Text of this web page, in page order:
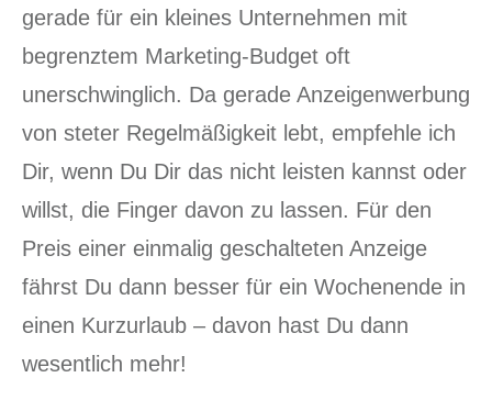
gerade für ein kleines Unternehmen mit
begrenztem Marketing-Budget oft
unerschwinglich. Da gerade Anzeigenwerbung
von steter Regelmäßigkeit lebt, empfehle ich
Dir, wenn Du Dir das nicht leisten kannst oder
willst, die Finger davon zu lassen. Für den
Preis einer einmalig geschalteten Anzeige
fährst Du dann besser für ein Wochenende in
einen Kurzurlaub – davon hast Du dann
wesentlich mehr!